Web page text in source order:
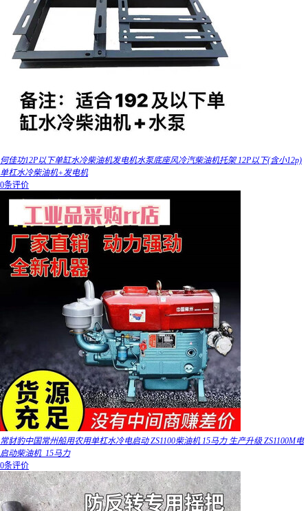
何佳功12P以下单缸水冷柴油机发电机水泵底座风冷汽柴油机托架 12P以下(含小12p)
单杠水冷柴油机+发电机
0条评价
常豺豹中国常州船用农用单杠水冷电启动 ZS1100柴油机 15马力 生产升级 ZS1100M电
启动柴油机_15马力
0条评价